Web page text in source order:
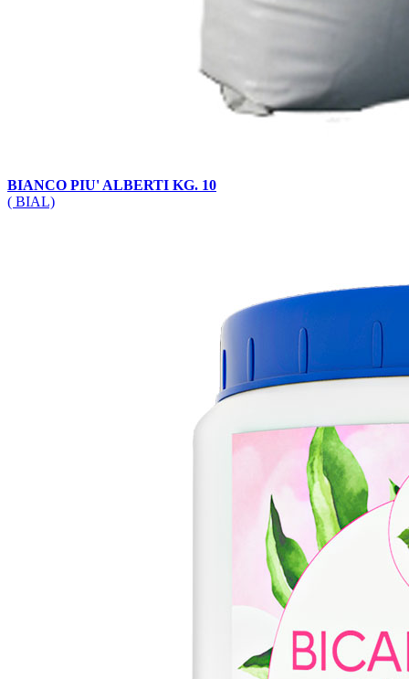
BIANCO PIU' ALBERTI KG. 10
( BIAL)